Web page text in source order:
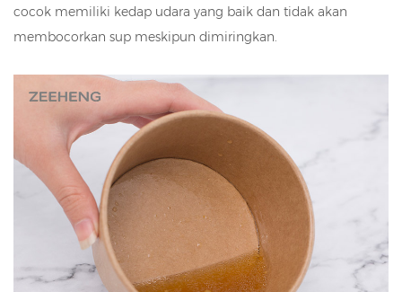
cocok memiliki kedap udara yang baik dan tidak akan
membocorkan sup meskipun dimiringkan.